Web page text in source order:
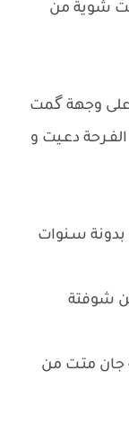
شوية من
وجهة گمت
دعـيت و
بدونة سـنوات
من شوفتة
جان متـت من